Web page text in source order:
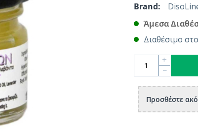
Brand:
Άμεσα
Διαθέσιμο
+
−
Προσθέστε